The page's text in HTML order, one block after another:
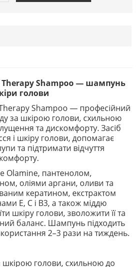
Therapy Shampoo — шампунь
голови
Shampoo — професійний
за шкірою голови, схильною
та дискомфорту. Засіб
і шкіру голови, допомагає
та підтримати відчуття
Olamine, пантенолом,
оліями аргани, оливи та
кератином, екстрактом
E, C і B3, а також міддю
шкіру голови, зволожити її та
баланс. Шампунь підходить
2–3 рази на тиждень.
шкірою голови, схильною до